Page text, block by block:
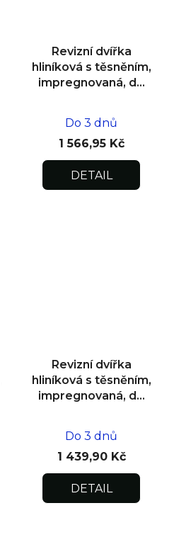
Revizní dvířka
hliníková s těsněním,
impregnovaná, do
Do 3 dnů
1 566,95 Kč
DETAIL
Revizní dvířka
hliníková s těsněním,
impregnovaná, do
Do 3 dnů
1 439,90 Kč
DETAIL